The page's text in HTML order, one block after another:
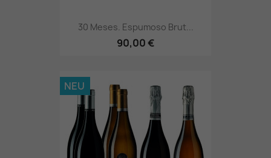
30 Meses. Espumoso Brut...
90,00 €
NEU